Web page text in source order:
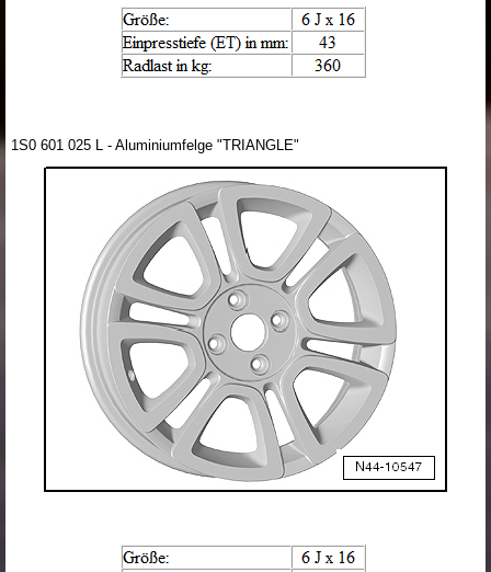
1S0 601 025 L - Aluminiumfelge "TRIANGLE"